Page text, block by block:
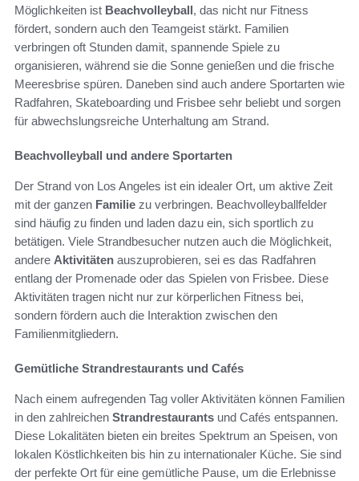
Möglichkeiten ist Beachvolleyball, das nicht nur Fitness
fördert, sondern auch den Teamgeist stärkt. Familien
verbringen oft Stunden damit, spannende Spiele zu
organisieren, während sie die Sonne genießen und die frische
Meeresbrise spüren. Daneben sind auch andere Sportarten wie
Radfahren, Skateboarding und Frisbee sehr beliebt und sorgen
für abwechslungsreiche Unterhaltung am Strand.
Beachvolleyball und andere Sportarten
Der Strand von Los Angeles ist ein idealer Ort, um aktive Zeit
mit der ganzen Familie zu verbringen. Beachvolleyballfelder
sind häufig zu finden und laden dazu ein, sich sportlich zu
betätigen. Viele Strandbesucher nutzen auch die Möglichkeit,
andere Aktivitäten auszuprobieren, sei es das Radfahren
entlang der Promenade oder das Spielen von Frisbee. Diese
Aktivitäten tragen nicht nur zur körperlichen Fitness bei,
sondern fördern auch die Interaktion zwischen den
Familienmitgliedern.
Gemütliche Strandrestaurants und Cafés
Nach einem aufregenden Tag voller Aktivitäten können Familien
in den zahlreichen Strandrestaurants und Cafés entspannen.
Diese Lokalitäten bieten ein breites Spektrum an Speisen, von
lokalen Köstlichkeiten bis hin zu internationaler Küche. Sie sind
der perfekte Ort für eine gemütliche Pause, um die Erlebnisse